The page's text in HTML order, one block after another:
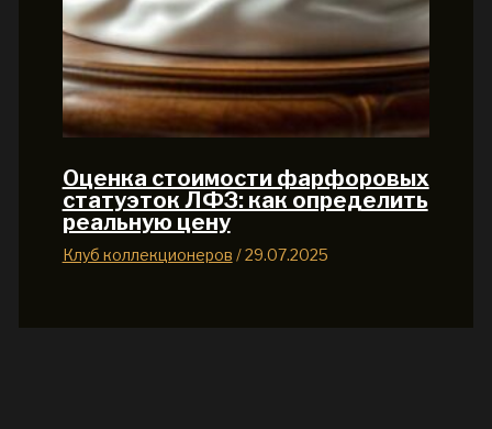
Оценка стоимости фарфоровых
статуэток ЛФЗ: как определить
реальную цену
Клуб коллекционеров /29.07.2025